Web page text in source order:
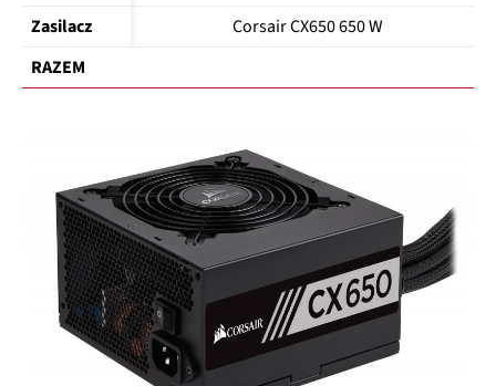
Zasilacz
Corsair CX650 650 W
RAZEM